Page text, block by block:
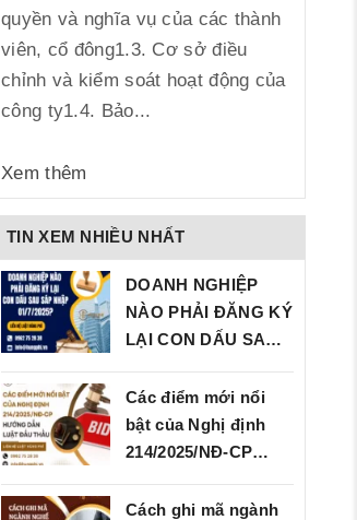
quyền và nghĩa vụ của các thành
viên, cổ đông1.3. Cơ sở điều
chỉnh và kiểm soát hoạt động của
công ty1.4. Bảo...
Xem thêm
TIN XEM NHIỀU NHẤT
DOANH NGHIỆP
NÀO PHẢI ĐĂNG KÝ
LẠI CON DẤU SAU
Các điểm mới nổi
bật của Nghị định
214/2025/NĐ‑CP…
Cách ghi mã ngành